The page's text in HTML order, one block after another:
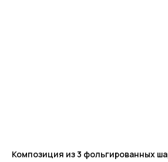
Композиция из 3 фольгированных